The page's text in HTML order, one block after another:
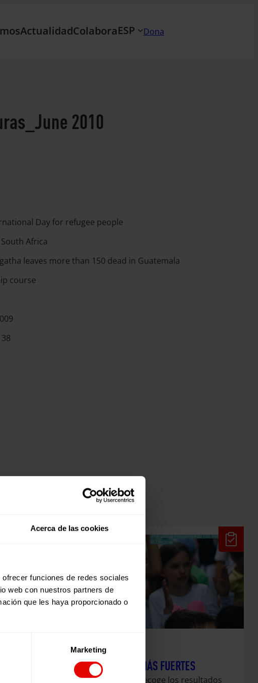
Acerca de las cookies
funciones de redes sociales
web con nuestros partners de
que les haya proporcionado o
Marketing
ActualidadColaboraESP Dona
2010
Day for refugee people
Africa
leaves more than 150 dead in Guatemala
course
Evaluaciones
JUNTAS SOMOS MÁS FUERTES
Esta publicación recoge los resultados